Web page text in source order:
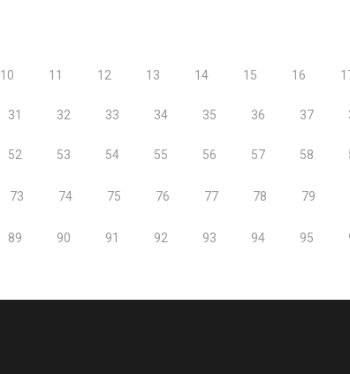
10 11 12 13 14 15 16
31 32 33 34 35 36 37
52 53 54 55 56 57 58
73 74 75 76 77 78 79
89 90 91 92 93 94 95